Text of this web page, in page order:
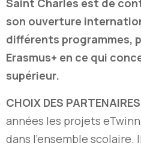
Saint Charles est de
son ouverture
différents programmes,
Erasmus+ en ce qui
supérieur.
CHOIX DES
années les projets
dans l’ensemble